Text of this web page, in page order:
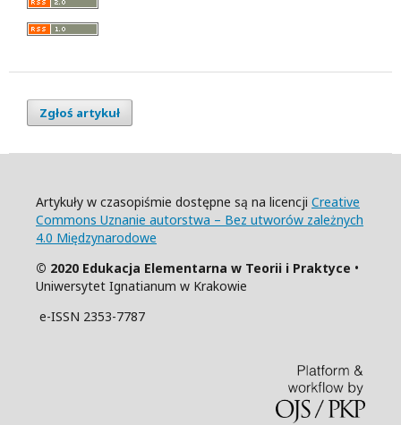
Zgłoś artykuł
Artykuły w czasopiśmie dostępne są na licencji Creative
Commons Uznanie autorstwa – Bez utworów zależnych
4.0 Międzynarodowe
© 2020 Edukacja Elementarna w Teorii i Praktyce •
Uniwersytet Ignatianum w Krakowie
e-ISSN 2353-7787